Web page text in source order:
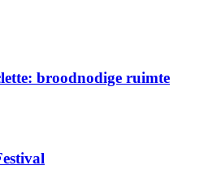
broodnodige ruimte